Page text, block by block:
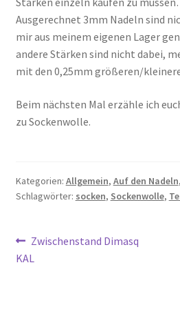
Ausgerechnet 3mm Nadeln sind
mir aus meinem eigenen Lager
andere Stärken sind nicht dabei,
mit den 0,25mm größeren/
Beim nächsten Mal erzähle ich
zu Sockenwolle.
Kategorien: Allgemein, Auf den Nadeln,
Schlagwörter: socken, Sockenwolle,
Beitragsnavigation
Vorheriger
Beitrag:
Zwischenstand Dimasq
KAL